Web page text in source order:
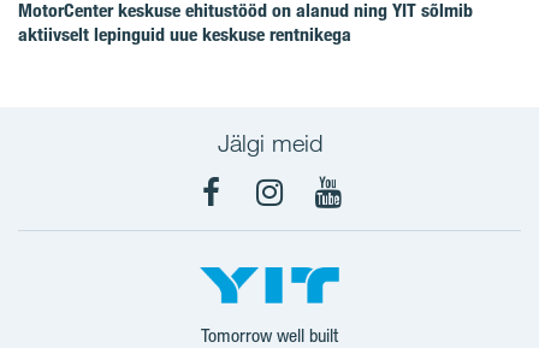
MotorCenter keskuse ehitustööd on alanud ning YIT sõlmib
aktiivselt lepinguid uue keskuse rentnikega
Jälgi meid
FacebookInstagram
YouTube
Tomorrow well built